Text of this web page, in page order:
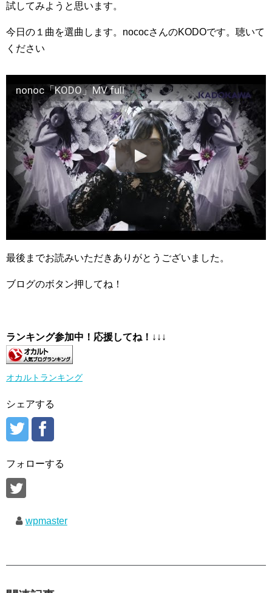
試してみようと思います。
今日の１曲を選曲します。nococさんのKODOです。聴いて
ください
nonoc「KODO」MV full
最後までお読みいただきありがとうございました。
ブログのボタン押してね！
ランキング参加中！応援してね！ ↓↓↓
オカルトランキング
シェアする
フォローする
wpmaster